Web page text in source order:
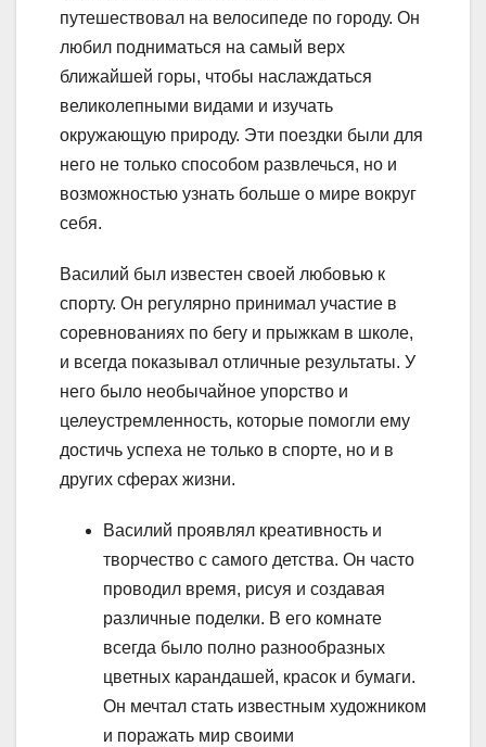
путешествовал на велосипеде по городу. Он
любил подниматься на самый верх
ближайшей горы, чтобы наслаждаться
великолепными видами и изучать
окружающую природу. Эти поездки были для
него не только способом развлечься, но и
возможностью узнать больше о мире вокруг
себя.
Василий был известен своей любовью к
спорту. Он регулярно принимал участие в
соревнованиях по бегу и прыжкам в школе,
и всегда показывал отличные результаты. У
него было необычайное упорство и
целеустремленность, которые помогли ему
достичь успеха не только в спорте, но и в
других сферах жизни.
Василий проявлял креативность и
творчество с самого детства. Он часто
проводил время, рисуя и создавая
различные поделки. В его комнате
всегда было полно разнообразных
цветных карандашей, красок и бумаги.
Он мечтал стать известным художником
и поражать мир своими